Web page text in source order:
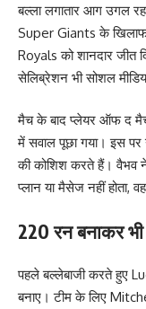
बल्ला लगातार आग उगल
Super Giants के
Royals को शानदार जीत
सेलिब्रेशन भी सोशल
मैच के बाद प्लेयर ऑफ द
में सवाल पूछा गया। इस
की कोशिश करते हैं। वैभव
प्लान या मैसेज नहीं होता,
220 रन बनाकर
पहले बल्लेबाजी करते हुए
बनाए। टीम के लिए